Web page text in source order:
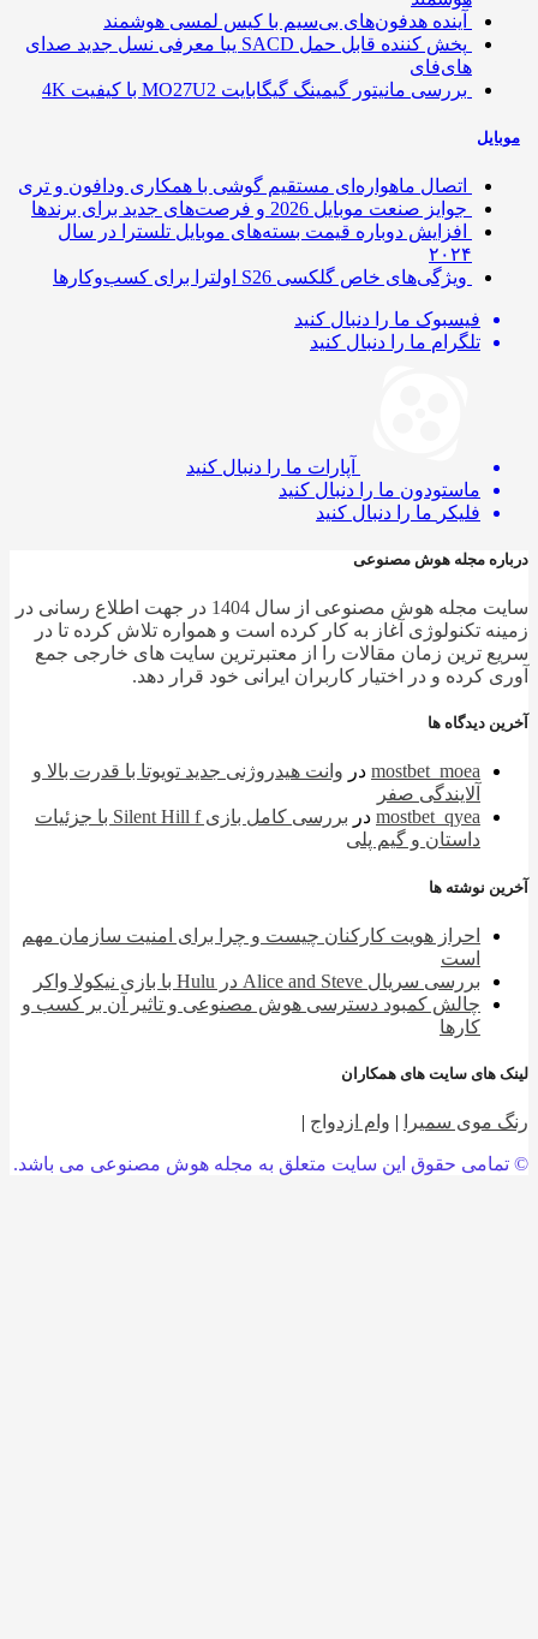
آینده هدفون‌های بی‌سیم با کیس لمسی هوشمند
پخش کننده قابل حمل SACD یبا معرفی نسل جدید صدای
های‌فای
بررسی مانیتور گیمینگ گیگابایت MO27U2 با کیفیت 4K
اتصال ماهواره‌ای مستقیم گوشی‌ با همکاری ودافون و تری
جوایز صنعت موبایل 2026 و فرصت‌های جدید برای برندها
افزایش دوباره قیمت بسته‌های موبایل تلسترا در سال
۲۰۲۴
ویژگی‌های خاص گلکسی S26 اولترا برای کسب‌وکارها
فیسبوک ما را دنبال کنید
تلگرام ما را دنبال کنید
آپارات ما را دنبال کنید
ماستودون ما را دنبال کنید
فلیکر ما را دنبال کنید
مجله هوش مصنوعی
سایت مجله هوش مصنوعی از سال 1404 در جهت اطلاع رسانی در
تکنولوژی آغاز به کار کرده است و همواره تلاش کرده تا در
ترین زمان مقالات را از معتبرترین سایت های خارجی جمع
کرده و در اختیار کاربران ایرانی خود قرار دهد.
دیدگاه ها
mostbet_moeaدروانت هیدروژنی جدید تویوتا با قدرت بالا و
آلایندگی صفر
mostbet_qyeaدر
بررسی کامل بازی Silent Hill f با جزئیات
داستان و گیم پلی
نوشته ها
احراز هویت کارکنان چیست و چرا برای امنیت سازمان مهم
بررسی سریال Alice and Steve در Hulu با بازی نیکولا واکر
چالش کمبود دسترسی هوش مصنوعی و تاثیر آن بر کسب و
کارها
های سایت های همکاران
موی سمیرا|وام ازدواج |
حقوق این سایت متعلق به مجله هوش مصنوعی می باشد.